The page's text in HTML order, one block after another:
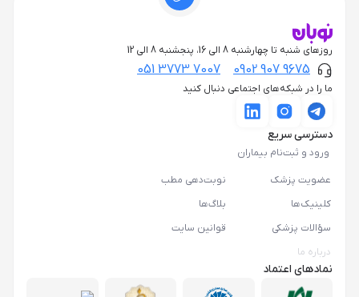
روزهای شنبه تا چهارشنبه 8 الی 16، پنجشنبه 8 الی 12
0902 907 9675
051 3773 7007
ما را در شبکه‌های اجتماعی دنبال کنید
دسترسی سریع
ورود و ثبت‌نام بیماران
عضویت پزشک
نوبت‌دهی مطب
کلینیک‌ها
بلاگ‌ها
سؤالات پزشکی
قوانین سایت
درباره ما
نمادهای اعتماد